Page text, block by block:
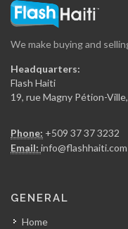
19308
We make buying and
Headquarters:
Flash Haiti
19, rue Magny Pétion-
Phone: +509 37 37 3232
Email: info@flashhaiti.com
GENERAL
Home